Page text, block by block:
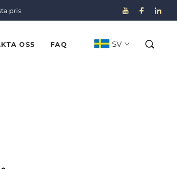
pris.
OSS FAQ SV